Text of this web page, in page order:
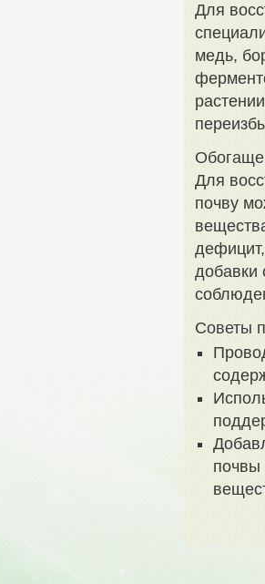
Для
медь,
Для
почву
добавки
Советы
почвы